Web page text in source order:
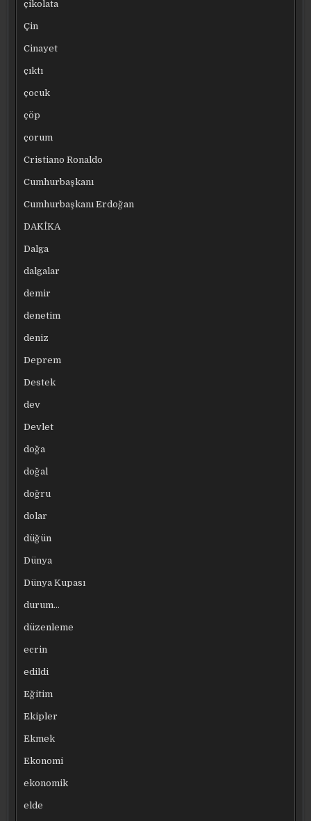
çikolata
Çin
Cinayet
çıktı
çocuk
çöp
çorum
Cristiano Ronaldo
Cumhurbaşkanı
Cumhurbaşkanı Erdoğan
DAKİKA
Dalga
dalgalar
demir
denetim
deniz
Deprem
Destek
dev
Devlet
doğa
doğal
doğru
dolar
düğün
Dünya
Dünya Kupası
durum…
düzenleme
ecrin
edildi
Eğitim
Ekipler
Ekmek
Ekonomi
ekonomik
elde